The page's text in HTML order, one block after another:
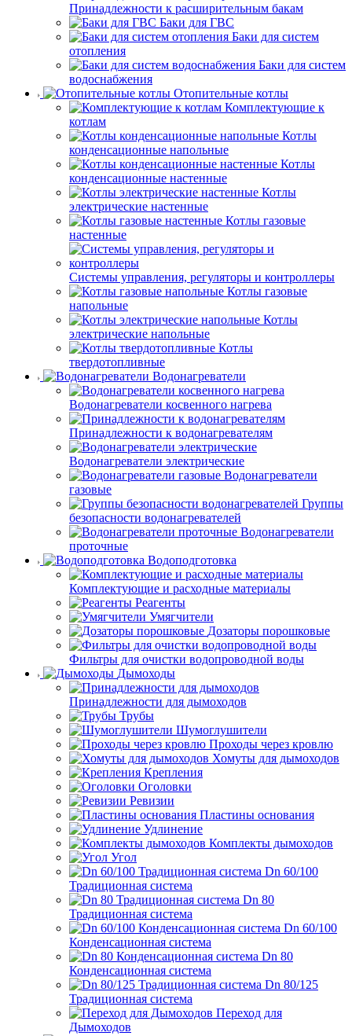
Принадлежности к расширительным бакам
Баки для ГВС
Баки для систем
отопления
Баки для систем
водоснабжения
Отопительные котлы
Комплектующие к
котлам
Котлы
конденсационные напольные
Котлы
конденсационные настенные
Котлы
электрические настенные
Котлы газовые
настенные
Системы управления, регуляторы и контроллеры
Котлы газовые
напольные
Котлы
электрические напольные
Котлы
твердотопливные
Водонагреватели
Водонагреватели косвенного нагрева
Принадлежности к водонагревателям
Водонагреватели электрические
Водонагреватели
газовые
Группы
безопасности водонагревателей
Водонагреватели
проточные
Водоподготовка
Комплектующие и расходные материалы
Реагенты
Умягчители
Дозаторы порошковые
Фильтры для очистки водопроводной воды
Дымоходы
Принадлежности для дымоходов
Трубы
Шумоглушители
Проходы через кровлю
Хомуты для дымоходов
Крепления
Оголовки
Ревизии
Пластины основания
Удлинение
Комплекты дымоходов
Угол
Dn 60/100
Традиционная система
Dn 80
Традиционная система
Dn 60/100
Конденсационная система
Dn 80
Конденсационная система
Dn 80/125
Традиционная система
Переход для
Дымоходов